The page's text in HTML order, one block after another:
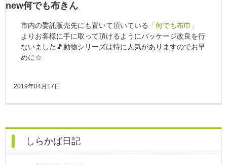
new何でも布きん
市内の委託販売先にも置いて頂いている
「何でも布巾」
よりお客様に手に取って頂けるようにパッケージ改良を行
ないました🎵動物シリーズは特に人気がありますのでお早
めに☆
2019年04月17日
しらかば日記